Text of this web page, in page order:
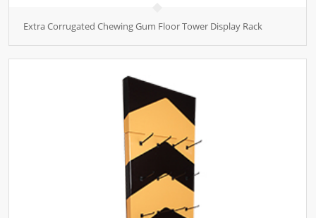
Extra Corrugated Chewing Gum Floor Tower Display Rack